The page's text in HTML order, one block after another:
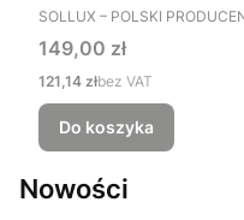
PRODUCENT
SOLLUX – POLSKI
Cena
149,00 zł
Cena
121,14 złbez VAT
Do koszyka
Nowości